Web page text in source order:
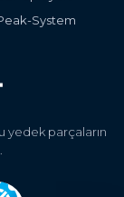
yedek parçaların
System